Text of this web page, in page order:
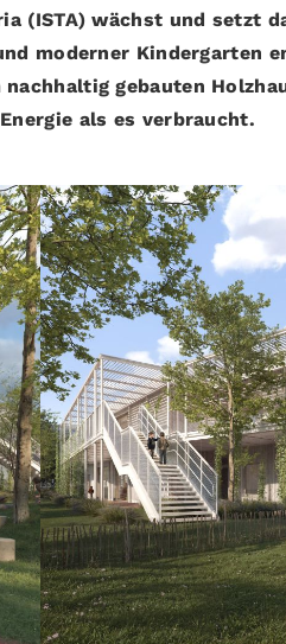
(ISTA) wächst und setzt
moderner Kindergarten
gebauten
als es verbraucht.